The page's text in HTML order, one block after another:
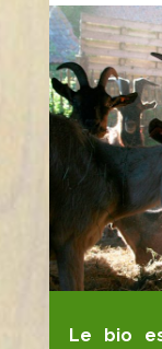
Le bio